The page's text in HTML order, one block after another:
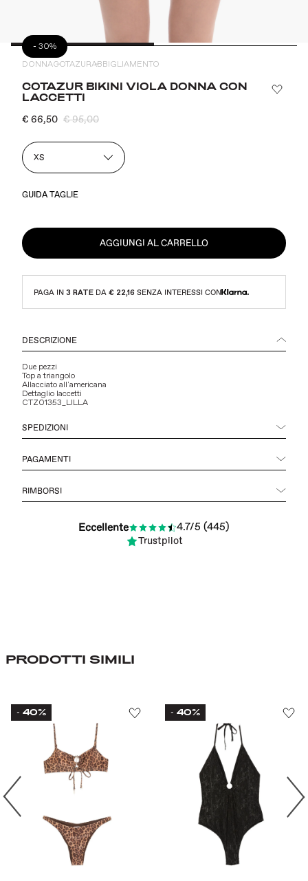
DONNACOTAZURABBIGLIAMENTO
- 30%
COTAZUR BIKINI VIOLA DONNA CON
LACCETTI
€ 66,50 € 95,00
XS
GUIDA TAGLIE
AGGIUNGI AL CARRELLO
PAGA IN 3 RATE DA € 22,16 SENZA INTERESSI CON
DESCRIZIONE
Due pezzi
Top a triangolo
Allacciato all'americana
Dettaglio laccetti
CTZ01353_LILLA
SPEDIZIONI
PAGAMENTI
RIMBORSI
Eccellente 4.7/5 (445)
Trustpilot
PRODOTTI SIMILI
- 40% - 40%